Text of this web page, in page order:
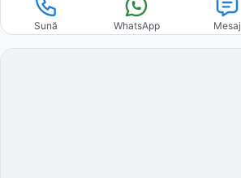
Sună WhatsApp Mesaj